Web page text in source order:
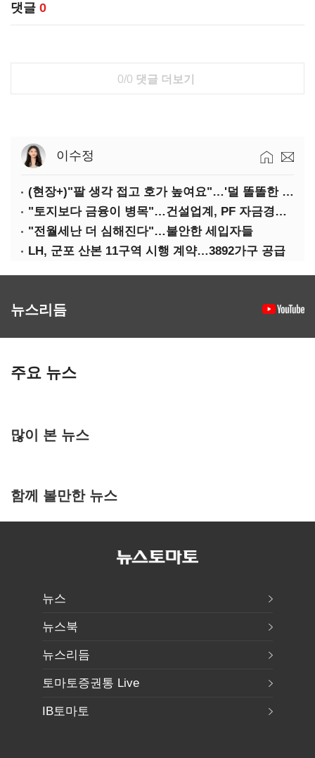
댓글 0
0/0 댓글 더보기
이수정
(현장+)"팔 생각 접고 호가 높여요"…'덜 똘똘한 한 채' 20억 키맞추기
"토지보다 금융이 병목"…건설업계, PF 자금경색 해소 목소리
"전월세난 더 심해진다"…불안한 세입자들
LH, 군포 산본 11구역 시행 계약…3892가구 공급
뉴스리듬
주요 뉴스
많이 본 뉴스
함께 볼만한 뉴스
뉴스
뉴스북
뉴스리듬
토마토증권통 Live
IB토마토